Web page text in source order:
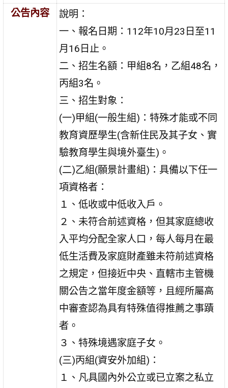
公告內容
說明：
一、報名日期：112年10月23日至11
月16日止。
二、招生名額：甲組8名，乙組48名，
丙組3名。
三、招生對象：
(一)甲組(一般生組)：特殊才能或不同
教育資歷學生(含新住民及其子女、實
驗教育學生與境外臺生)。
(二)乙組(願景計畫組)：具備以下任一
項資格者：
１、低收或中低收入戶。
２、未符合前述資格，但其家庭總收
入平均分配全家人口，每人每月在最
低生活費及家庭財產雖未符前述資格
之規定，但接近中央、直轄市主管機
關公告之當年度金額等，且經所屬高
中審查認為具有特殊值得推薦之事蹟
者。
３、特殊境遇家庭子女。
(三)丙組(資安外加組)：
１、凡具國內外公立或已立案之私立